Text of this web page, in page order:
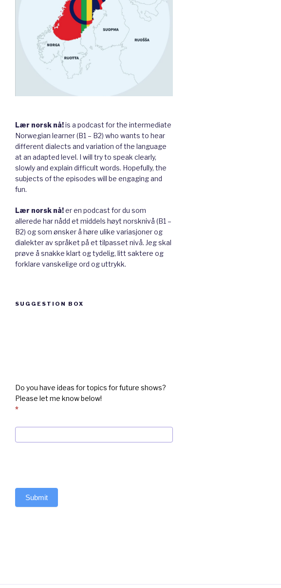
Lær norsk nå!is a podcast for the intermediate
Norwegian learner (B1 – B2) who wants to hear
different dialects and variation of the language
at an adapted level. I will try to speak clearly,
slowly and explain difficult words. Hopefully, the
subjects of the episodes will be engaging and
fun.
Lær norsk nå!er en podcast for du som
allerede har nådd et middels høyt norsknivå (B1 –
B2) og som ønsker å høre ulike variasjoner og
dialekter av språket på et tilpasset nivå. Jeg skal
prøve å snakke klart og tydelig, litt saktere og
forklare vanskelige ord og uttrykk.
SUGGESTION BOX
Do you have ideas for topics for future shows?
Please let me know below!
*
Submit